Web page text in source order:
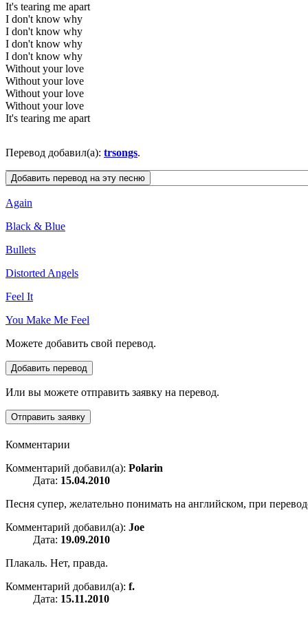
It's tearing me apart
I don't know why
I don't know why
I don't know why
I don't know why
Without your love
Without your love
Without your love
Without your love
It's tearing me apart
Перевод добавил(а): trsongs.
Again
Black & Blue
Bullets
Distorted Angels
Feel It
You Make Me Feel
Можете добавить свой перевод.
Или вы можете отправить заявку на перевод.
Комментарии
Комментарий добавил(а): Polarin
Дата: 15.04.2010
Песня супер, желательно понимать на английском, при
Комментарий добавил(а): Joe
Дата: 19.09.2010
Плакаль. Нет, правда.
Комментарий добавил(а): f.
Дата: 15.11.2010